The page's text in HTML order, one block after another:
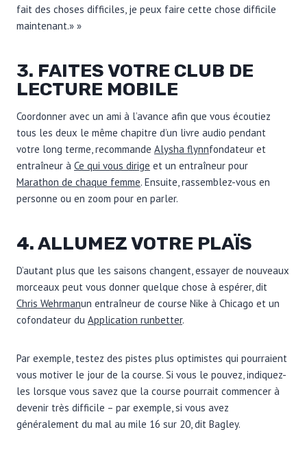
fait des choses difficiles, je peux faire cette chose difficile
maintenant.» »
3. FAITES VOTRE CLUB DE
LECTURE MOBILE
Coordonner avec un ami à l’avance afin que vous écoutiez
tous les deux le même chapitre d’un livre audio pendant
votre long terme, recommande Alysha flynnfondateur et
entraîneur à Ce qui vous dirige et un entraîneur pour
Marathon de chaque femme. Ensuite, rassemblez-vous en
personne ou en zoom pour en parler.
4. ALLUMEZ VOTRE PLAÏS
D’autant plus que les saisons changent, essayer de nouveaux
morceaux peut vous donner quelque chose à espérer, dit
Chris Wehrmanun entraîneur de course Nike à Chicago et un
cofondateur du Application runbetter.
Par exemple, testez des pistes plus optimistes qui pourraient
vous motiver le jour de la course. Si vous le pouvez, indiquez-
les lorsque vous savez que la course pourrait commencer à
devenir très difficile – par exemple, si vous avez
généralement du mal au mile 16 sur 20, dit Bagley.